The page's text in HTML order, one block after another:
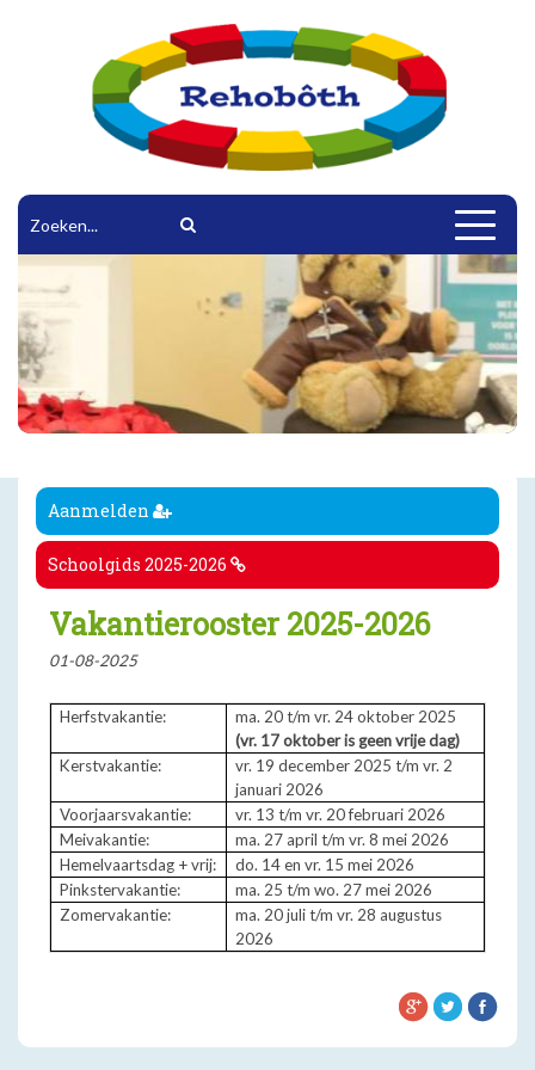
Toggle
Aanmelden
Schoolgids 2025-2026
Vakantierooster 2025-2026
01-08-2025
Herfstvakantie:
ma. 20 t/m vr. 24 oktober 2025
(vr. 17 oktober is geen vrije dag)
Kerstvakantie:
vr. 19 december 2025 t/m vr. 2
januari 2026
Voorjaarsvakantie:
vr. 13 t/m vr. 20 februari 2026
Meivakantie:
ma. 27 april t/m vr. 8 mei 2026
Hemelvaartsdag + vrij:
do. 14 en vr. 15 mei 2026
Pinkstervakantie:
ma. 25 t/m wo. 27 mei 2026
Zomervakantie:
ma. 20 juli t/m vr. 28 augustus
2026